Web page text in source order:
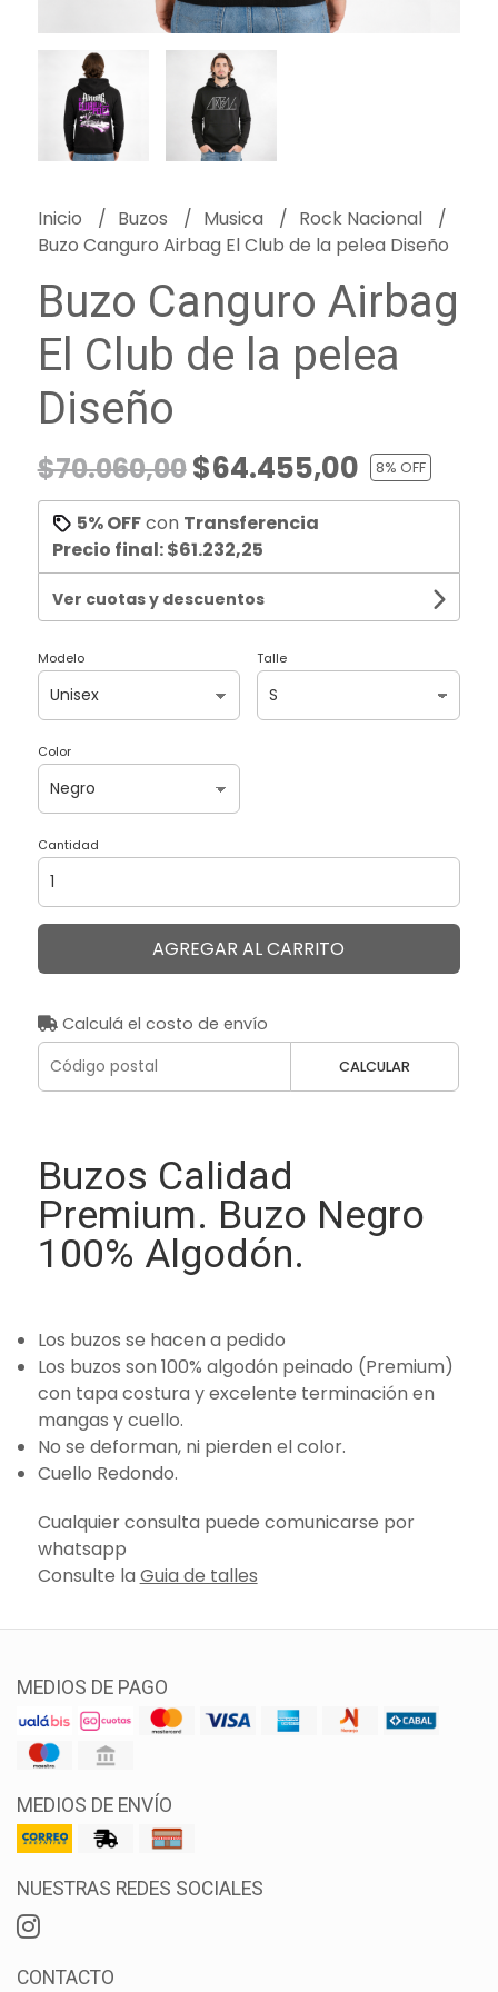
Inicio Buzos Musica
Rock Nacional
Buzo Canguro Airbag El Club de la pelea Diseño
Buzo Canguro Airbag
El Club de la pelea
Diseño
$70.060,00$64.455,00 8% OFF
5% OFFcon Transferencia
Precio final:$61.232,25
Ver cuotas y descuentos
Modelo Talle
Color
Cantidad
AGREGAR AL CARRITO
Calculá el costo de envío
CALCULAR
Buzos Calidad
Premium. Buzo Negro
100% Algodón.
Los buzos se hacen a pedido
Los buzos son 100% algodón peinado (Premium)
con tapa costura y excelente terminación en
mangas y cuello.
No se deforman, ni pierden el color.
Cuello Redondo.
Cualquier consulta puede comunicarse por
whatsapp
Consulte la Guia de talles
MEDIOS DE PAGO
MEDIOS DE ENVÍO
NUESTRAS REDES SOCIALES
CONTACTO